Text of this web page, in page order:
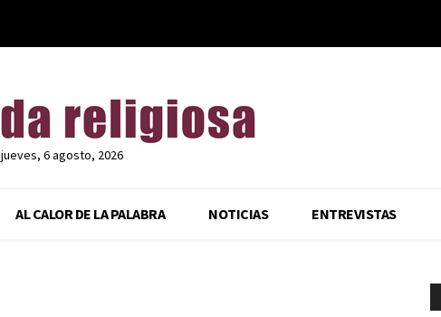
jueves, 6 agosto, 2026
AL CALOR DE LA PALABRA NOTICIAS ENTREVISTAS